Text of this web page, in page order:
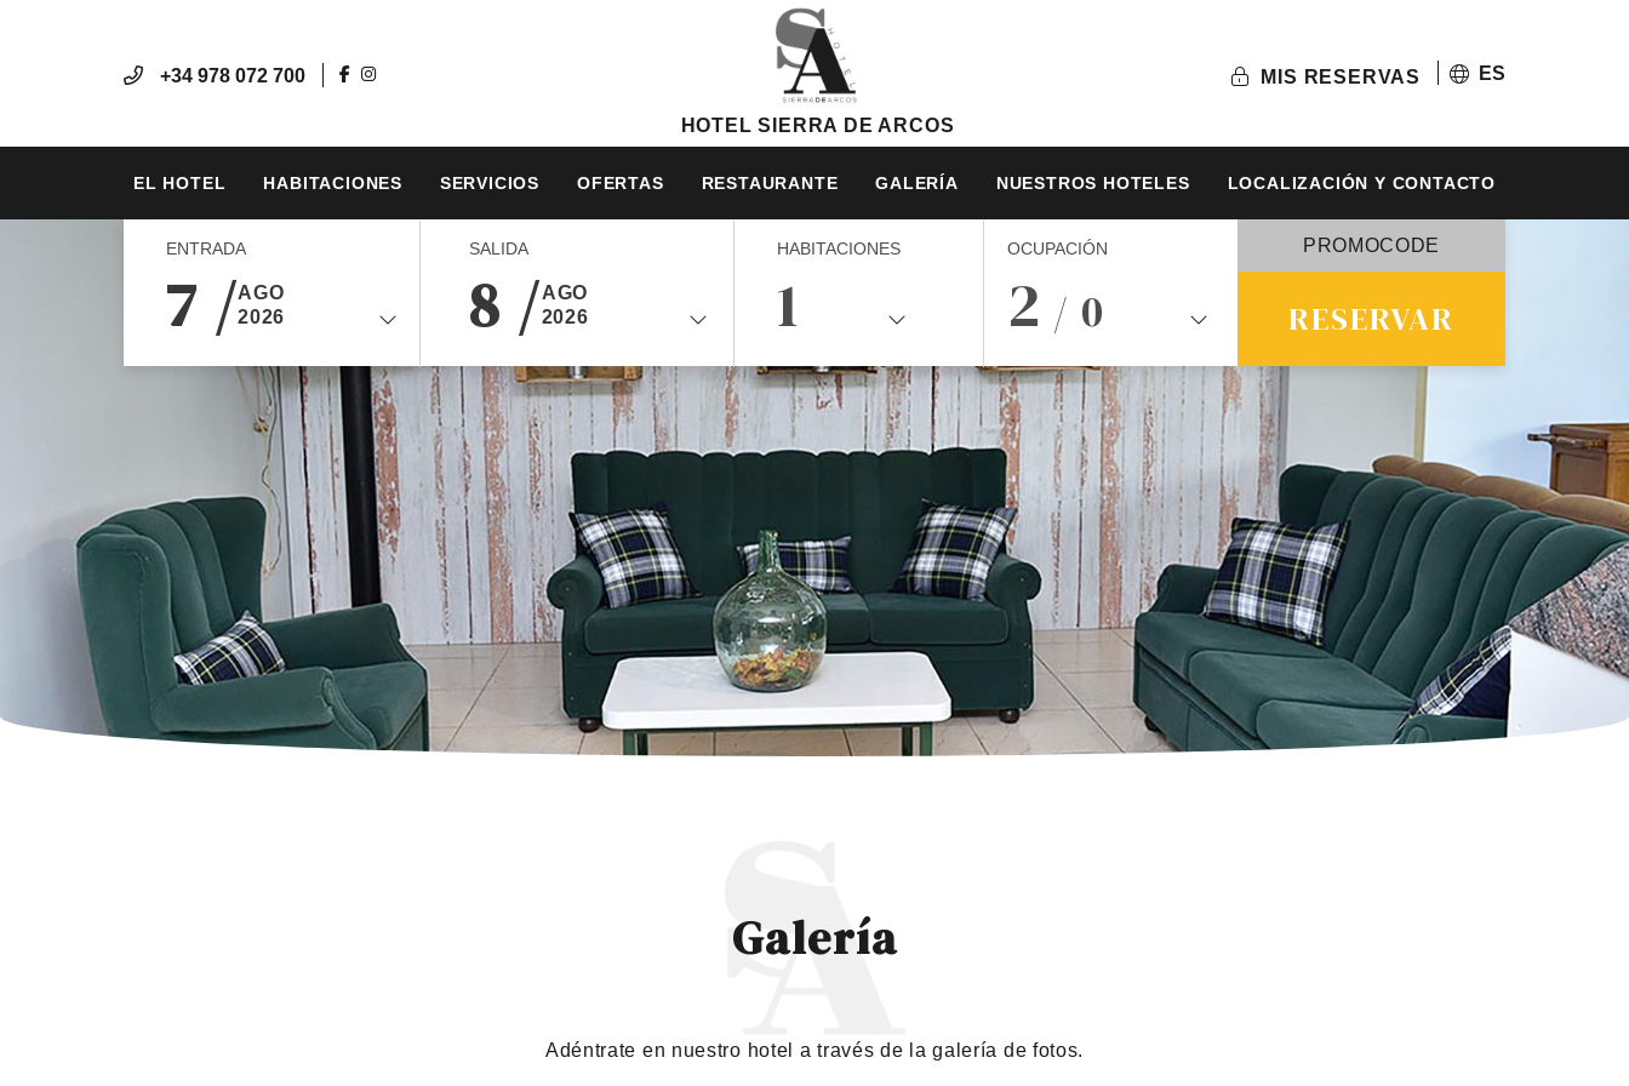
+34 978 072 700
HOTEL SIERRA DE ARCOS
ES
MIS RESERVAS
EL HOTEL HABITACIONES SERVICIOS OFERTAS RESTAURANTE GALERÍA NUESTROS HOTELES LOCALIZACIÓN Y CONTACTO
ENTRADA
7 /AGO
2026
SALIDA
8 /AGO
2026
HABITACIONES
1
OCUPACIÓN
2 / 0
HABITACIONES
NIÑOS RESERVAR
Galería
Adéntrate en nuestro hotel a través de la galería de fotos.